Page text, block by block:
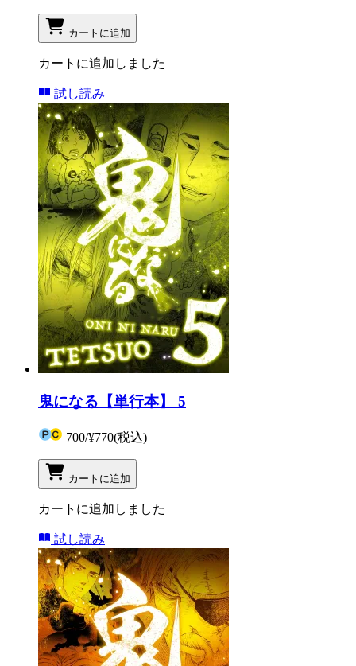
カートに追加
カートに追加しました
試し読み
鬼になる【単行本】 5
700/¥770(税込)
カートに追加
カートに追加しました
試し読み